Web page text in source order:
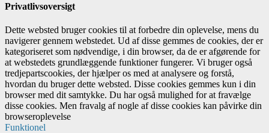
Privatlivsoversigt
Dette websted bruger cookies til at forbedre din oplevelse, mens du
navigerer gennem webstedet. Ud af disse gemmes de cookies, der er
kategoriseret som nødvendige, i din browser, da de er afgørende for
at webstedets grundlæggende funktioner fungerer. Vi bruger også
tredjepartscookies, der hjælper os med at analysere og forstå,
hvordan du bruger dette websted. Disse cookies gemmes kun i din
browser med dit samtykke. Du har også mulighed for at fravælge
disse cookies. Men fravalg af nogle af disse cookies kan påvirke din
browseroplevelse
Funktionel